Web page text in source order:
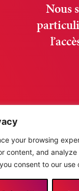
your browsing
content, and
consent to our use
Nous